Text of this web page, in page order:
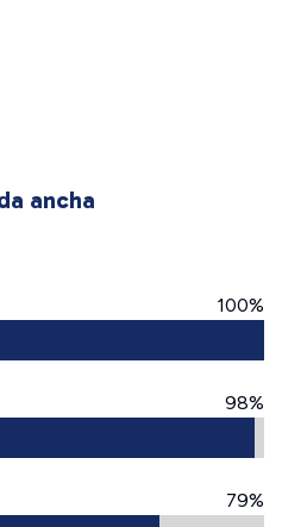
ancha
100%
98%
79%